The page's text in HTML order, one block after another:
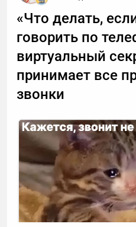
«Что делать,
говорить по
виртуальный
принимает все
звонки